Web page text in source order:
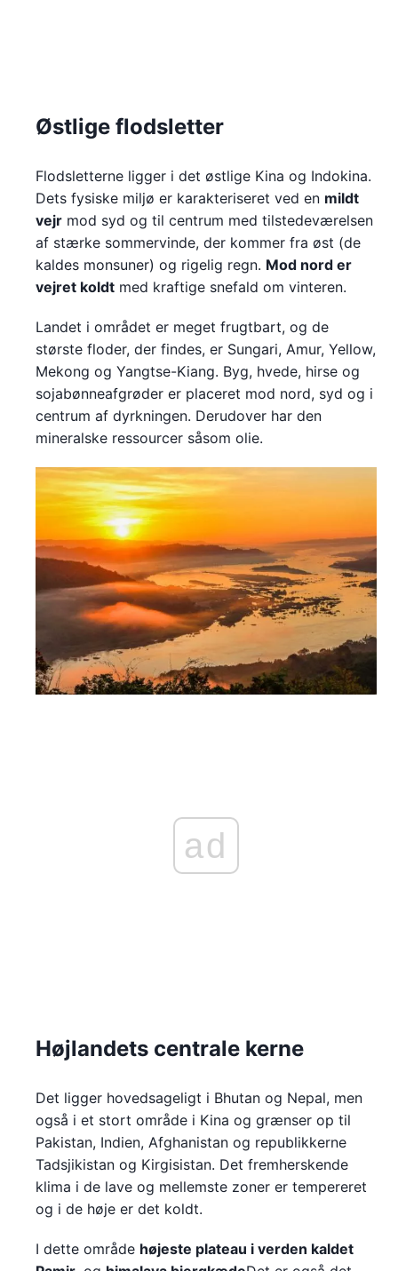
Østlige flodsletter
Flodsletterne ligger i det østlige Kina og Indokina.
Dets fysiske miljø er karakteriseret ved en mildt
vejr mod syd og til centrum med tilstedeværelsen
af stærke sommervinde, der kommer fra øst (de
kaldes monsuner) og rigelig regn. Mod nord er
vejret koldt med kraftige snefald om vinteren.
Landet i området er meget frugtbart, og de
største floder, der findes, er Sungari, Amur, Yellow,
Mekong og Yangtse-Kiang. Byg, hvede, hirse og
sojabønneafgrøder er placeret mod nord, syd og i
centrum af dyrkningen. Derudover har den
mineralske ressourcer såsom olie.
ad
Højlandets centrale kerne
Det ligger hovedsageligt i Bhutan og Nepal, men
også i et stort område i Kina og grænser op til
Pakistan, Indien, Afghanistan og republikkerne
Tadsjikistan og Kirgisistan. Det fremherskende
klima i de lave og mellemste zoner er tempereret
og i de høje er det koldt.
I dette område højeste plateau i verden kaldet